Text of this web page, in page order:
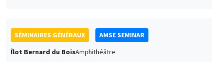
SÉMINAIRES GÉNÉRAUX
AMSE SEMINAR
Îlot Bernard du BoisAmphithéâtre